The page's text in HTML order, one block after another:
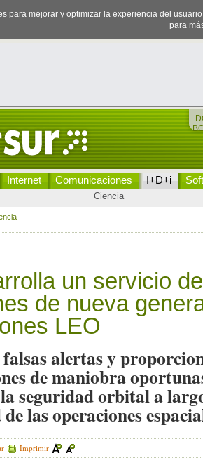
para mejorar y optimizar la experiencia del
para
Internet Comunicaciones I+D+i
Ciencia
un servicio
de nueva
LEO
alertas y
de maniobra
seguridad orbital a
las operaciones
Imprimir